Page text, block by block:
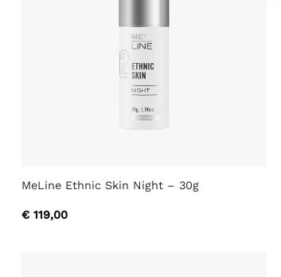
MeLine Ethnic Skin Night – 30g
€119,00